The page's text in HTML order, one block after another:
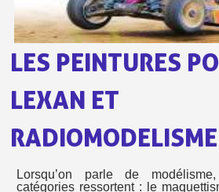
Votre devis en ligne en
Partagez vos créations et obtenez
Gagnez des points de fidélité à
Livraison sous 24 h en
Retour produits sous 14
10€ de bon d'achat pour
LES PEINTURES
LEXAN ET
RADIOMODELISME
Lorsqu’on parle de
catégories ressortent : le